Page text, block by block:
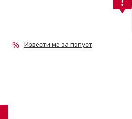
Извести ме за попуст